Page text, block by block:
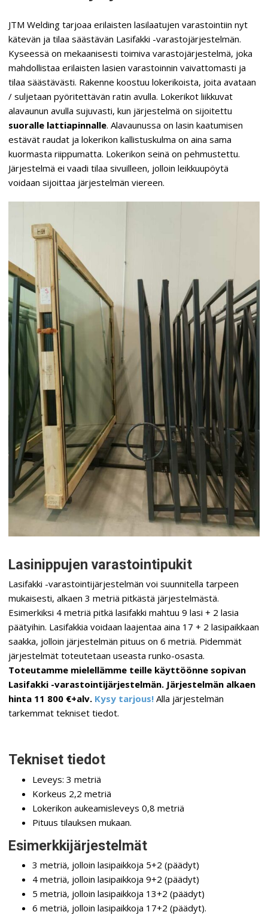
JTM Welding tarjoaa erilaisten lasilaatujen varastointiin nyt
kätevän ja tilaa säästävän Lasifakki -varastojärjestelmän.
Kyseessä on mekaanisesti toimiva varastojärjestelmä, joka
mahdollistaa erilaisten lasien varastoinnin vaivattomasti ja
tilaa säästävästi. Rakenne koostuu lokerikoista, joita avataan
/ suljetaan pyöritettävän ratin avulla. Lokerikot liikkuvat
alavaunun avulla sujuvasti, kun järjestelmä on sijoitettu
suoralle lattiapinnalle. Alavaunussa on lasin kaatumisen
estävät raudat ja lokerikon kallistuskulma on aina sama
kuormasta riippumatta. Lokerikon seinä on pehmustettu.
Järjestelmä ei vaadi tilaa sivuilleen, jolloin leikkuupöytä
voidaan sijoittaa järjestelmän viereen.
Lasinippujen varastointipukit
Lasifakki -varastointijärjestelmän voi suunnitella tarpeen
mukaisesti, alkaen 3 metriä pitkästä järjestelmästä.
Esimerkiksi 4 metriä pitkä lasifakki mahtuu 9 lasi + 2 lasia
päätyihin. Lasifakkia voidaan laajentaa aina 17 + 2 lasipaikkaan
saakka, jolloin järjestelmän pituus on 6 metriä. Pidemmät
järjestelmät toteutetaan useasta runko-osasta.
Toteutamme mielellämme teille käyttöönne sopivan
Lasifakki -varastointijärjestelmän. Järjestelmän alkaen
hinta 11 800 €+alv. Kysy tarjous! Alla järjestelmän
tarkemmat tekniset tiedot.
Tekniset tiedot
Leveys: 3 metriä
Korkeus 2,2 metriä
Lokerikon aukeamisleveys 0,8 metriä
Pituus tilauksen mukaan.
Esimerkkijärjestelmät
3 metriä, jolloin lasipaikkoja 5+2 (päädyt)
4 metriä, jolloin lasipaikkoja 9+2 (päädyt)
5 metriä, jolloin lasipaikkoja 13+2 (päädyt)
6 metriä, jolloin lasipaikkoja 17+2 (päädyt).